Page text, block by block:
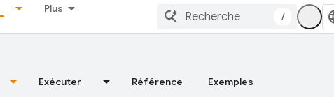
Plus
/
Exécuter Référence Exemples